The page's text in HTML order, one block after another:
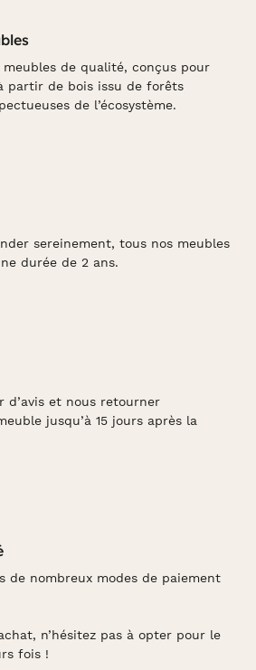
meubles de qualité, conçus pour
partir de bois issu de forêts
de l’écosystème.
sereinement, tous nos meubles
durée de 2 ans.
d’avis et nous retourner
jusqu’à 15 jours après la
de nombreux modes de paiement
n’hésitez pas à opter pour le
fois !